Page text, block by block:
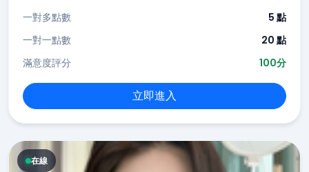
一對多點數
5 點
一對一點數
20 點
滿意度評分
100分
立即進入
在線